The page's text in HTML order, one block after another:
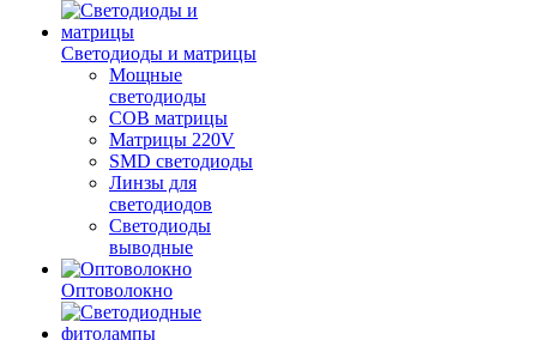
Светодиоды и матрицы
Мощные
светодиоды
COB матрицы
Матрицы 220V
SMD светодиоды
Линзы для
светодиодов
Светодиоды
выводные
Оптоволокно